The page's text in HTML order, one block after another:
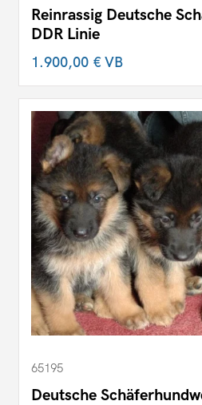
Reinrassig Deutsche
DDR Linie
1.900,00 €VB
65195
Deutsche